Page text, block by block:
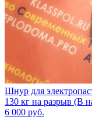
Шнур для
130 кг на разрыв (В
6 000 руб.